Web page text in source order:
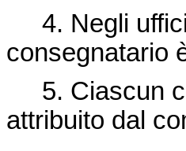
4. Negli uffici
consegnatario
5. Ciascun
attribuito dal